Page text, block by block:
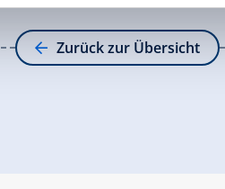
Zurück zur Übersicht